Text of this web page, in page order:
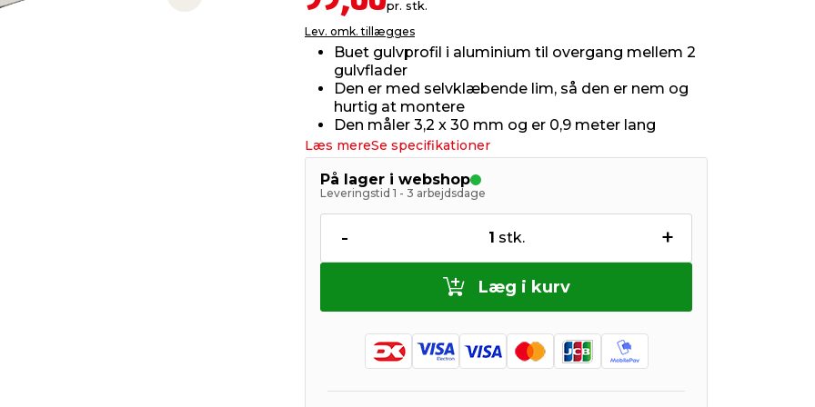
Next slide pr. stk.
Lev. omk. tillægges
Buet gulvprofil i aluminium til overgang mellem 2
gulvflader
Den er med selvklæbende lim, så den er nem og
hurtig at montere
Den måler 3,2 x 30 mm og er 0,9 meter lang
Læs mereSe specifikationer
På lager i webshop
Leveringstid 1 - 3 arbejdsdage
- 1 stk. +
Læg i kurv